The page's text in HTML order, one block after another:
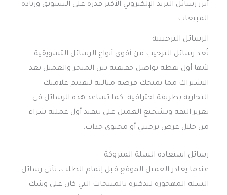
أبرز رسائل البريد الإلكتروني الأكثر قدرة على التسويق وزيادة
المبيعات
الرسائل الترحيبية
تُعد رسائل الترحيب من أقوى أنواع الرسائل التسويقية
لأنها أول نقطة تواصل حقيقية بين المتجر والعميل بعد
الاشتراك مما يمنحك فرصة مثالية لتقديم علامتك
التجارية بطريقة احترافية. كما تساعد هذه الرسائل في
تعزيز الثقة وتشجيع العميل على تنفيذ أول عملية شراء
من خلال عرض ترحيبي أو محتوى جذاب.
رسائل استعادة السلة المتروكة
عندما يغادر العميل الموقع قبل إتمام الطلب، تأتي رسائل
السلة المهجورة لتذكيره بالمنتجات التي كان على وشك